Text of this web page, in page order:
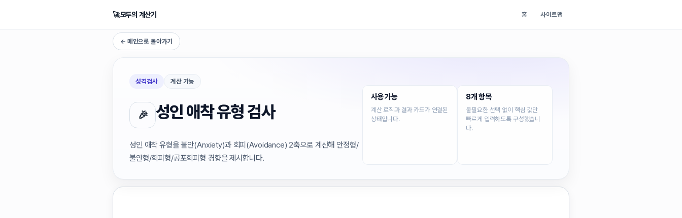
🚀모두의 계산기 홈 사이트맵
← 메인으로 돌아가기
성격검사 계산 가능
🎉 성인 애착 유형 검사
성인 애착 유형을 불안(Anxiety)과 회피(Avoidance) 2축으로 계산해 안정형/
불안형/회피형/공포회피형 경향을 제시합니다.
사용 가능
계산 로직과 결과 카드가 연결된
상태입니다.
8개 항목
불필요한 선택 없이 핵심 값만
빠르게 입력하도록 구성했습니
다.